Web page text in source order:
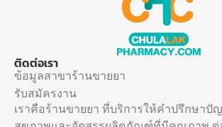
ติดต่อเรา
ข้อมูลสาขาร้านขายยา
รับสมัครงาน
เราคือร้านขายยา ที่บริการให้คำปรึกษาปั